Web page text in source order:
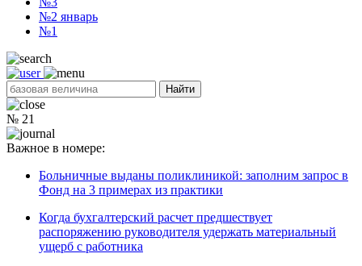
№2 январь
№1
Найти
№ 21
Важное в номере:
Больничные выданы поликлиникой: заполним запрос в
Фонд на 3 примерах из практики
Когда бухгалтерский расчет предшествует
распоряжению руководителя удержать материальный
ущерб с работника